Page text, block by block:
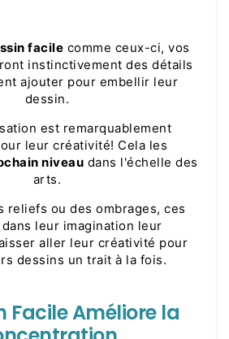
facile comme ceux-ci, vos
instinctivement des détails
ajouter pour embellir leur
dessin.
est remarquablement
leur créativité! Cela les
niveau dans l'échelle des
arts.
reliefs ou des ombrages, ces
leur imagination leur
aller leur créativité pour
dessins un trait à la fois.
Facile Améliore la